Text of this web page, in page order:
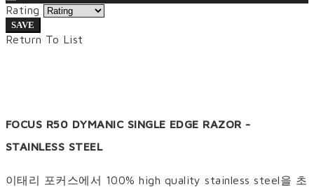
Rating
SAVE
Return To List
FOCUS R50 DYMANIC SINGLE EDGE RAZOR -
STAINLESS STEEL
이태리 포커스에서 100% high quality stainless steel을 초